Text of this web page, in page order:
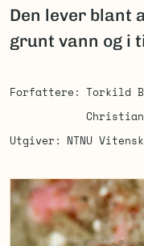
Den lever blant
grunt vann og i
Forfattere Torkild
Christian
Utgiver
NTNU